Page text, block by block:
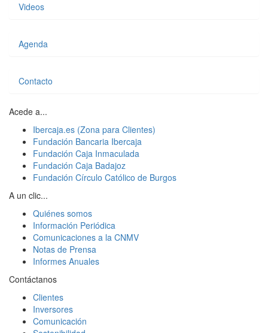
Videos
Agenda
Contacto
Acede a...
Ibercaja.es (Zona para Clientes)
Fundación Bancaria Ibercaja
Fundación Caja Inmaculada
Fundación Caja Badajoz
Fundación Círculo Católico de Burgos
A un clic...
Quiénes somos
Información Periódica
Comunicaciones a la CNMV
Notas de Prensa
Informes Anuales
Contáctanos
Clientes
Inversores
Comunicación